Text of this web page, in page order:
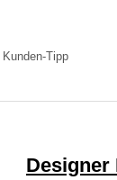
Kunden-Tipp
Designer